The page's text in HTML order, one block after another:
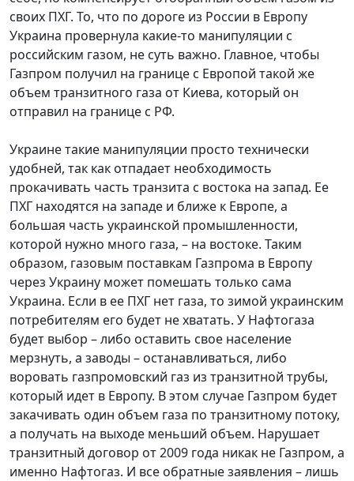
своих ПХГ. То, что по дороге из России в Европу
Украина провернула какие-то манипуляции с
российским газом, не суть важно. Главное, чтобы
Газпром получил на границе с Европой такой же
объем транзитного газа от Киева, который он
отправил на границе с РФ.
Украине такие манипуляции просто технически
удобней, так как отпадает необходимость
прокачивать часть транзита с востока на запад. Ее
ПХГ находятся на западе и ближе к Европе, а
большая часть украинской промышленности,
которой нужно много газа, – на востоке. Таким
образом, газовым поставкам Газпрома в Европу
через Украину может помешать только сама
Украина. Если в ее ПХГ нет газа, то зимой украинским
потребителям его будет не хватать. У Нафтогаза
будет выбор – либо оставить свое население
мерзнуть, а заводы – останавливаться, либо
воровать газпромовский газ из транзитной трубы,
который идет в Европу. В этом случае Газпром будет
закачивать один объем газа по транзитному потоку,
а получать на выходе меньший объем. Нарушает
транзитный договор от 2009 года никак не Газпром, а
именно Нафтогаз. И все обратные заявления – лишь